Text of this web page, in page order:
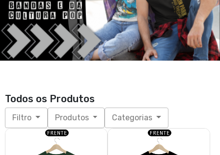
Todos os Produtos
Filtro Produtos Categorias